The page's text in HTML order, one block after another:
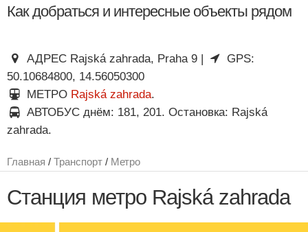
Как добраться и интересные объекты рядом
АДРЕС Rajská zahrada, Praha 9 |
GPS:
50.10684800, 14.56050300
МЕТРО Rajská zahrada.
АВТОБУС днём: 181, 201. Остановка: Rajská
zahrada.